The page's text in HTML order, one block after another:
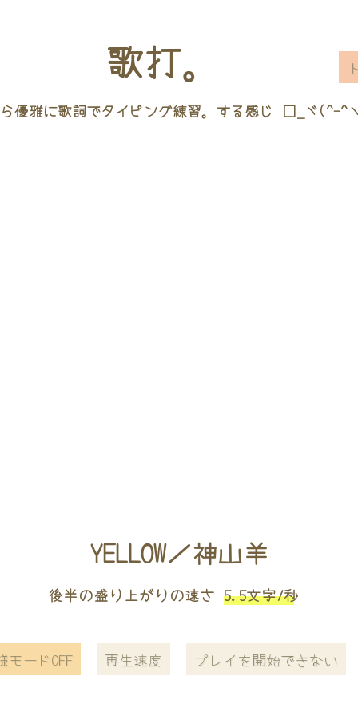
歌打。
優雅に歌詞でタイピング練習。する感じ □_ヾ(^-^
YELLOW／神山羊
後半の盛り上がりの速さ 5.5文字/秒
モードOFF 再生速度 プレイを開始できない